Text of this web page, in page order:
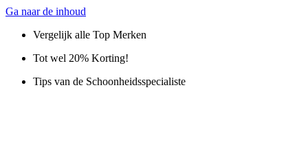
Ga naar de inhoud
Vergelijk alle Top Merken
Tot wel 20% Korting!
Tips van de Schoonheidsspecialiste